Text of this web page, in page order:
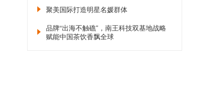
聚美国际打造明星名媛群体
品牌“出海不触礁”，南王科技双基地战略
赋能中国茶饮香飘全球